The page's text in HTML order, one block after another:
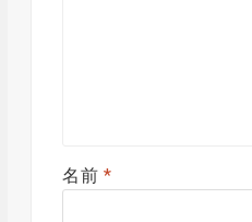
名前*